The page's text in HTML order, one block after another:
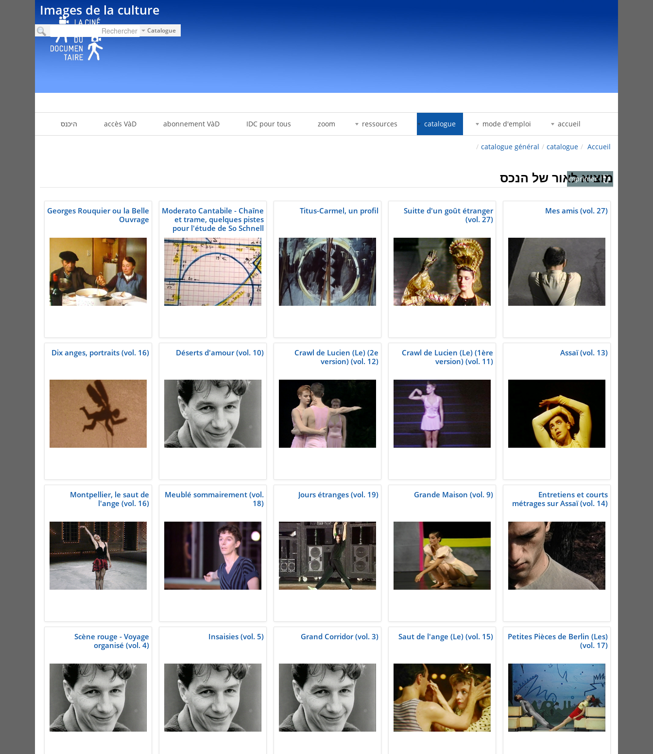
Images de la culture
Catalogue
accueil
mode d'emploi
catalogue
ressources
zoom
IDC pour tous
abonnement VàD
accès VàD היכנס
Accueil
/
catalogue
/
catalogue général
/
מוציא לאור של הנכס
Imprimer
Mes amis (vol. 27)
Suitte d'un goût étranger
(vol. 27)
Titus-Carmel, un profil
Moderato Cantabile - Chaîne
et trame, quelques pistes
pour l'étude de So Schnell
(vol. 22)
Georges Rouquier ou la Belle
Ouvrage
Assaï (vol. 13)
Crawl de Lucien (Le) (1ère
version) (vol. 11)
Crawl de Lucien (Le) (2e
version) (vol. 12)
Déserts d'amour (vol. 10)
Dix anges, portraits (vol. 16)
Entretiens et courts
métrages sur Assaï (vol. 14)
Grande Maison (vol. 9)
Jours étranges (vol. 19)
Meublé sommairement (vol.
18)
Montpellier, le saut de
l'ange (vol. 16)
Petites Pièces de Berlin (Les)
(vol. 17)
Saut de l'ange (Le) (vol. 15)
Grand Corridor (vol. 3)
Insaisies (vol. 5)
Scène rouge - Voyage
organisé (vol. 4)